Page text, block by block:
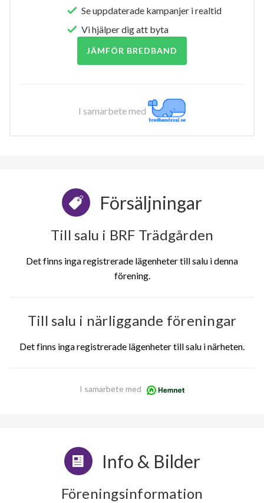
Se uppdaterade kampanjer i realtid
Vi hjälper dig att byta
JÄMFÖR BREDBAND
I samarbete med
Försäljningar
Till salu i BRF Trädgården
Det finns inga registrerade lägenheter till salu i denna
förening.
Till salu i närliggande föreningar
Det finns inga registrerade lägenheter till salu i närheten.
I samarbete med
Info & Bilder
Föreningsinformation